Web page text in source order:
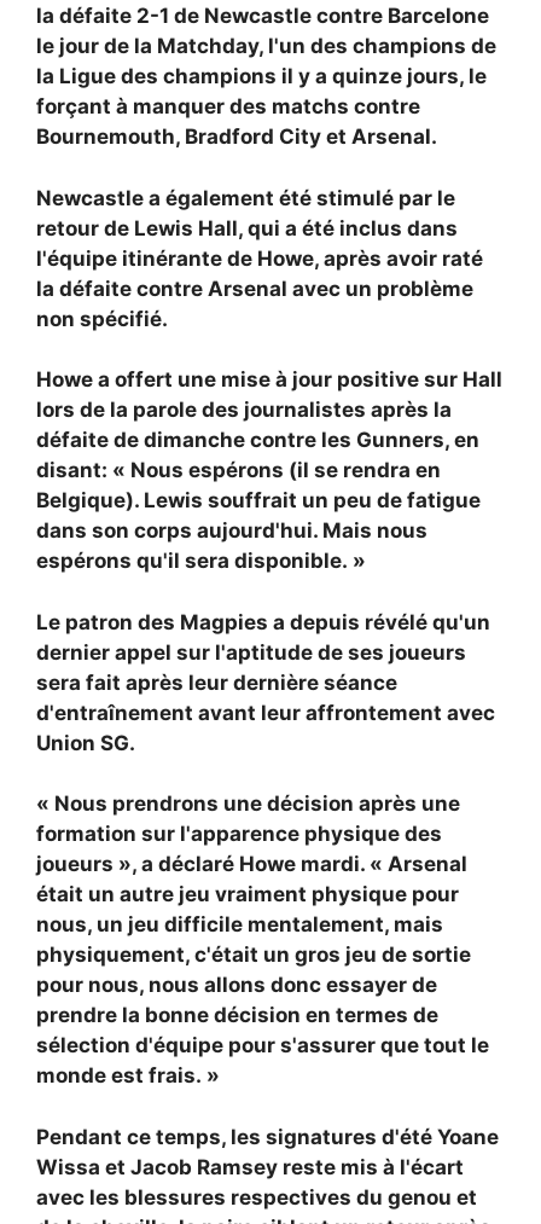
la défaite 2-1 de Newcastle contre Barcelone
le jour de la Matchday, l'un des champions de
la Ligue des champions il y a quinze jours, le
forçant à manquer des matchs contre
Bournemouth, Bradford City et Arsenal.
Newcastle a également été stimulé par le
retour de Lewis Hall, qui a été inclus dans
l'équipe itinérante de Howe, après avoir raté
la défaite contre Arsenal avec un problème
non spécifié.
Howe a offert une mise à jour positive sur Hall
lors de la parole des journalistes après la
défaite de dimanche contre les Gunners, en
disant: « Nous espérons (il se rendra en
Belgique). Lewis souffrait un peu de fatigue
dans son corps aujourd'hui. Mais nous
espérons qu'il sera disponible. »
Le patron des Magpies a depuis révélé qu'un
dernier appel sur l'aptitude de ses joueurs
sera fait après leur dernière séance
d'entraînement avant leur affrontement avec
Union SG.
« Nous prendrons une décision après une
formation sur l'apparence physique des
joueurs », a déclaré Howe mardi. « Arsenal
était un autre jeu vraiment physique pour
nous, un jeu difficile mentalement, mais
physiquement, c'était un gros jeu de sortie
pour nous, nous allons donc essayer de
prendre la bonne décision en termes de
sélection d'équipe pour s'assurer que tout le
monde est frais. »
Pendant ce temps, les signatures d'été Yoane
Wissa et Jacob Ramsey reste mis à l'écart
avec les blessures respectives du genou et